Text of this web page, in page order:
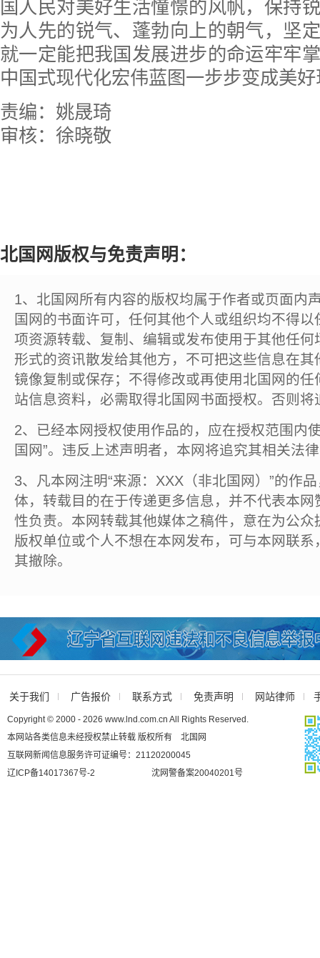
国人民对美好生活憧憬的风帆，保持
为人先的锐气、蓬勃向上的朝气，坚
就一定能把我国发展进步的命运牢牢
中国式现代化宏伟蓝图一步步变成美
责编：姚晟琦
审核：徐晓敬
北国网版权与免责声明：
1、北国网所有内容的版权均属于作者或页面内
国网的书面许可，任何其他个人或组织均不得
项资源转载、复制、编辑或发布使用于其他任
形式的资讯散发给其他方，不可把这些信息在
镜像复制或保存；不得修改或再使用北国网的
站信息资料，必需取得北国网书面授权。否则将
2、已经本网授权使用作品的，应在授权范围内
国网”。违反上述声明者，本网将追究其相关法
3、凡本网注明“来源：XXX（非北国网）”的作
体，转载目的在于传递更多信息，并不代表本
性负责。本网转载其他媒体之稿件，意在为公
版权单位或个人不想在本网发布，可与本网联
其撤除。
关于我们 广告报价 联系方式 免责声明 网站律师
Copyright © 2000 - 2026 www.lnd.com.cn All Rights Reserved.
本网站各类信息未经授权禁止转载 版权所有 北国网
互联网新闻信息服务许可证编号：21120200045
辽ICP备14017367号-2
沈网警备案20040201号